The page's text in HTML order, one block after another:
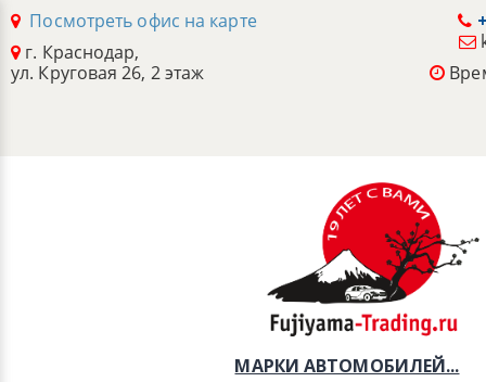
Посмотреть офис на карте
г. Краснодар,
ул. Круговая 26, 2 этаж
МАРКИ АВТОМОБИЛЕЙ...